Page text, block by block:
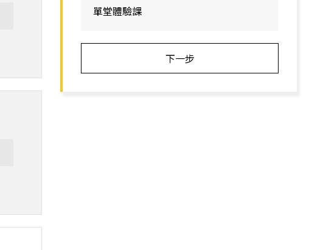
單堂體驗課
下一步